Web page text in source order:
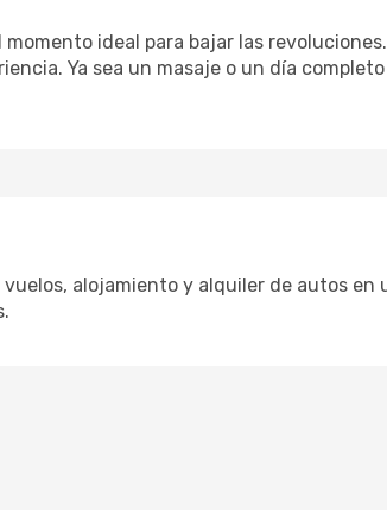
momento ideal para bajar las
Ya sea un masaje o un día
alojamiento y alquiler de autos en